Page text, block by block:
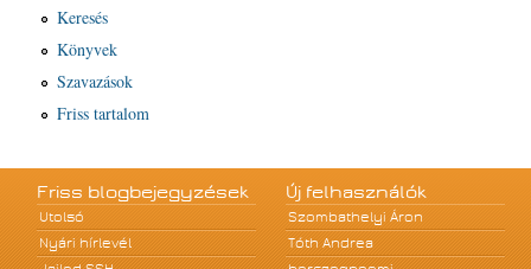
Keresés
Könyvek
Szavazások
Friss tartalom
Friss blogbejegyzések
Utolsó
Nyári hírlevél
Új felhasználók
Szombathelyi Áron
Tóth Andrea